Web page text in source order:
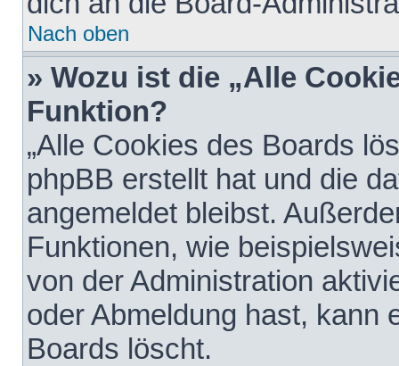
Nach oben
» Wozu ist die „Alle
Funktion?
„Alle Cookies des Boards
phpBB erstellt hat und die
angemeldet bleibst.
Funktionen, wie
von der Administration
oder Abmeldung hast, kann
Boards löscht.